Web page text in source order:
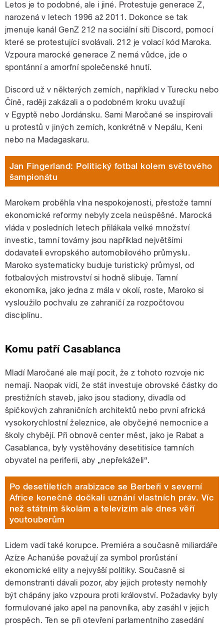
Letos je to podobné, ale i jiné. Protestuje generace Z,
narozená v letech 1996 až 2011. Dokonce se tak
jmenuje kanál GenZ 212 na sociální síti Discord, pomocí
které se protestující svolávali. 212 je volací kód Maroka.
Vzpoura marocké generace Z nemá vůdce, jde o
spontánní a amorfní společenské hnutí.
Discord už v některých zemích, například v Turecku nebo
Číně, raději zakázali a o podobném kroku uvažují
v Egyptě nebo Jordánsku. Sami Maročané se inspirovali
u protestů v jiných zemích, konkrétně v Nepálu, Keni
nebo na Madagaskaru.
Jan Fingerland: Politický fotbal kolem světového
šampionátu
Marokem proběhla vlna nespokojenosti, přestože tamní
ekonomické reformy nebyly zcela neúspěšné. Marocká
vláda v posledních letech přilákala velké množství
investic, tamní továrny jsou například největšími
dodavateli evropského automobilového průmyslu.
Maroko systematicky buduje turistický průmysl, od
fotbalových mistrovství si hodně slibuje. Tamní
ekonomika, jako jedna z mála v okolí, roste, Maroko si
vysloužilo pochvalu ze zahraničí za rozpočtovou
disciplínu.
Komu patří Casablanca
Mladí Maročané ale mají pocit, že z tohoto rozvoje nic
nemají. Naopak vidí, že stát investuje obrovské částky do
prestižních staveb, jako jsou stadiony, divadla od
špičkových zahraničních architektů nebo první africká
vysokorychlostní železnice, ale obyčejné nemocnice a
školy chybějí. Při obnově center měst, jako je Rabat a
Casablanca, byly vystěhovány desetitisíce tamních
obyvatel na periferii, aby „nepřekáželi“.
Po desetiletích arabizace se Berbeři v severní
Africe konečně dočkali uznání vlastních práv. Víc
než státním školám a televizím ale dnes věří
youtouberům
Lidem vadí také korupce. Premiéra a současně miliardáře
Azíze Achanúše považují za symbol prorůstání
ekonomické elity a nejvyšší politiky. Současně si
demonstranti dávali pozor, aby jejich protesty nemohly
být chápány jako vzpoura proti království. Požadavky byly
formulované jako apel na panovníka, aby zasáhl v jejich
prospěch. Ten se při otevření parlamentního zasedání